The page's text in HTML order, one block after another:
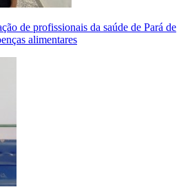
de profissionais da saúde de Pará de
alimentares